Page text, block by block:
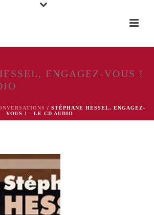
ENGAGEZ-VOUS !
/ STÉPHANE HESSEL, ENGAGEZ-
VOUS ! – LE CD AUDIO